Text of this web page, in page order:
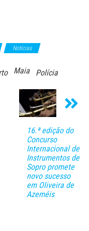
Notícias
Maia Polícia
16.ª edição do
Concurso
Internacional de
Instrumentos de
Sopro promete
novo sucesso
em Oliveira de
Azeméis